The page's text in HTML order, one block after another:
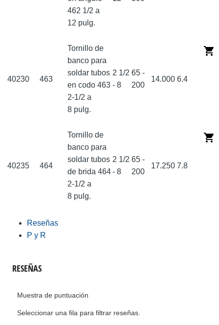
462 1/2 a
12 pulg.
40230 463
Tornillo de
banco para
soldar tubos
en codo 463
2-1/2 a
8 pulg.
2 1/2
- 8
65 -
200
14.000 6.4
40235 464
Tornillo de
banco para
soldar tubos
de brida 464
2-1/2 a
8 pulg.
2 1/2
- 8
65 -
200
17.250 7.8
Reseñas
P y R